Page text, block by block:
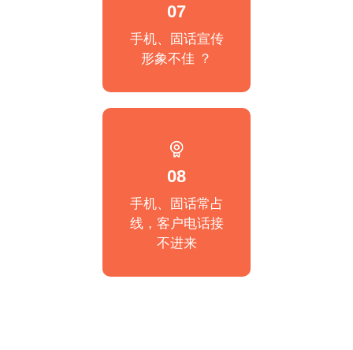
07
手机、固话宣传
形象不佳 ？
08
手机、固话常占
线，客户电话接
不进来